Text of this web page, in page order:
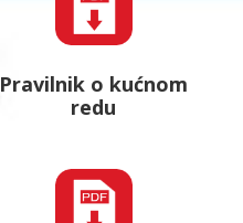
Pravilnik o kućnom
redu